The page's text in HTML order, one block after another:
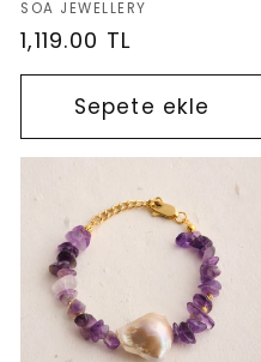
Satıcı:
SOA JEWELLERY
Normal
fiyat
1,119.00 TL
Sepete ekle